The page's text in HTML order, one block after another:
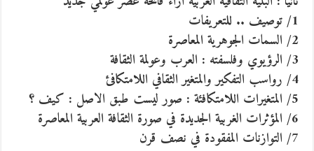
1/ توصيف .. للتعريفات
2/ السمات الجوهرية المعاصرة
3/ الرؤيوي وفلسفته : العرب وعولمة الثقافة
4/ رواسب التفكير والمتغير الثقافي اللامتكافئ
5/ المتغيرات اللامتكافئة : صور ليست طبق الاصل : كيف ؟
6/ المؤثرات الغربية الجديدة في صورة الثقافة العربية المعاصرة
7/ التوازنات المفقودة في نصف قرن